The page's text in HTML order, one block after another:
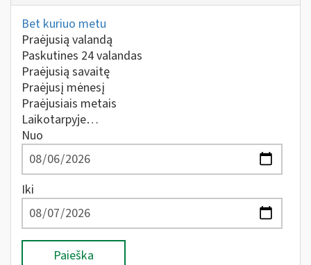
Bet kuriuo metu
Praėjusią valandą
Paskutines 24 valandas
Praėjusią savaitę
Praėjusį mėnesį
Praėjusiais metais
Laikotarpyje…
Nuo
Iki
Paieška